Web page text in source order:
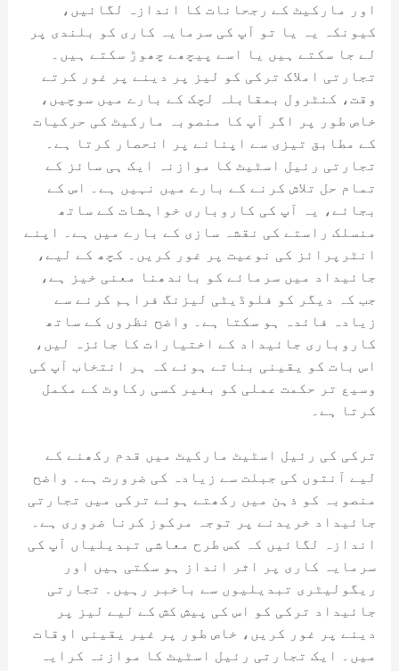
اور مارکیٹ کے رجحانات کا اندازہ لگائیں،
کیونکہ یہ یا تو آپ کی سرمایہ کاری کو بلندی پر
لے جا سکتے ہیں یا اسے پیچھے چھوڑ سکتے ہیں۔
تجارتی املاک ترکی کو لیز پر دینے پر غور کرتے
وقت، کنٹرول بمقابلہ لچک کے بارے میں سوچیں،
خاص طور پر اگر آپ کا منصوبہ مارکیٹ کی حرکیات
کے مطابق تیزی سے اپنانے پر انحصار کرتا ہے۔
تجارتی رئیل اسٹیٹ کا موازنہ ایک ہی سائز کے
تمام حل تلاش کرنے کے بارے میں نہیں ہے۔ اس کے
بجائے، یہ آپ کی کاروباری خواہشات کے ساتھ
منسلک راستے کی نقشہ سازی کے بارے میں ہے۔ اپنے
انٹرپرائز کی نوعیت پر غور کریں۔ کچھ کے لیے،
جائیداد میں سرمائے کو باندھنا معنی خیز ہے،
جب کہ دیگر کو فلوڈیٹی لیزنگ فراہم کرنے سے
زیادہ فائدہ ہو سکتا ہے۔ واضح نظروں کے ساتھ
کاروباری جائیداد کے اختیارات کا جائزہ لیں،
اس بات کو یقینی بناتے ہوئے کہ ہر انتخاب آپ کی
وسیع تر حکمت عملی کو بغیر کسی رکاوٹ کے مکمل
کرتا ہے۔
ترکی کی رئیل اسٹیٹ مارکیٹ میں قدم رکھنے کے
لیے آنتوں کی جبلت سے زیادہ کی ضرورت ہے۔ واضح
منصوبہ کو ذہن میں رکھتے ہوئے ترکی میں تجارتی
جائیداد خریدنے پر توجہ مرکوز کرنا ضروری ہے۔
اندازہ لگائیں کہ کس طرح معاشی تبدیلیاں آپ کی
سرمایہ کاری پر اثر انداز ہو سکتی ہیں اور
ریگولیٹری تبدیلیوں سے باخبر رہیں۔ تجارتی
جائیداد ترکی کو اس کی پیش کش کے لیے لیز پر
دینے پر غور کریں، خاص طور پر غیر یقینی اوقات
میں۔ ایک تجارتی رئیل اسٹیٹ کا موازنہ کرایہ